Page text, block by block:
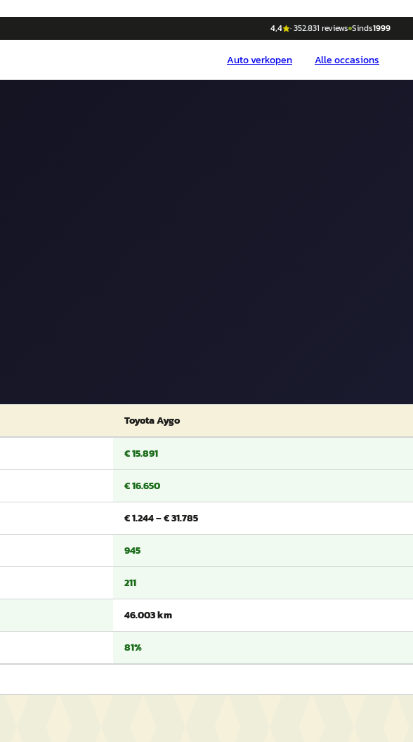
4,4 ·352.831 reviews Sinds1999
Autoverkopen Alle occasions
Toyota Aygo
€ 15.891
€ 16.650
€ 1.244 – € 31.785
945
211
46.003 km
81%